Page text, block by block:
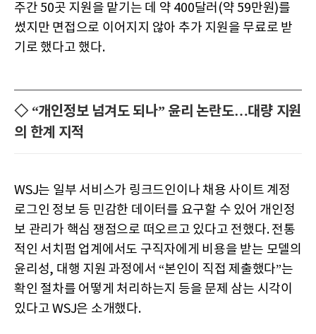
주간 50곳 지원을 맡기는 데 약 400달러(약 59만원)를
썼지만 면접으로 이어지지 않아 추가 지원을 무료로 받
기로 했다고 했다.
◇ “개인정보 넘겨도 되나” 윤리 논란도…대량 지원
의 한계 지적
WSJ는 일부 서비스가 링크드인이나 채용 사이트 계정
로그인 정보 등 민감한 데이터를 요구할 수 있어 개인정
보 관리가 핵심 쟁점으로 떠오르고 있다고 전했다. 전통
적인 서치펌 업계에서도 구직자에게 비용을 받는 모델의
윤리성, 대행 지원 과정에서 “본인이 직접 제출했다”는
확인 절차를 어떻게 처리하는지 등을 문제 삼는 시각이
있다고 WSJ은 소개했다.